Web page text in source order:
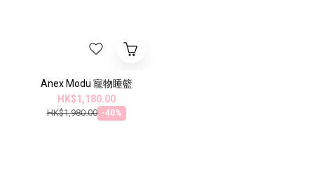
Anex Modu 寵物睡籃
HK$1,180.00
HK$1,980.00 -40%